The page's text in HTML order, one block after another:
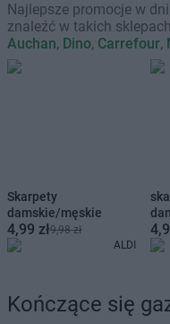
Najlepsze promocje w
znaleźć w takich
Auchan, Dino, Carrefour,
Skarpety
damskie/męskie
4,99 zł9,98 zł
ALDI
Kończące się